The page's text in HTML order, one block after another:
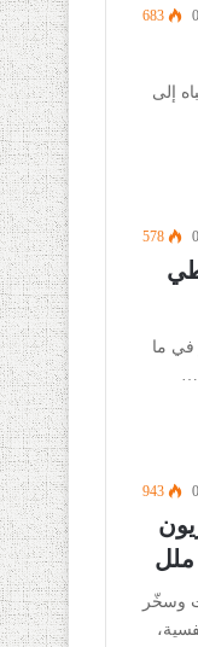
0
683
إلى
0
578
التعاطي
في ما
0
943
ملل
وسخّر